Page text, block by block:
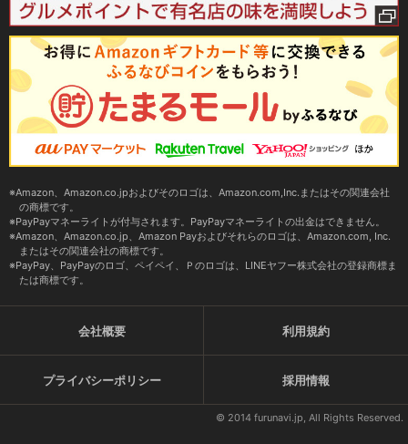
Amazon、Amazon.co.jpおよびそのロゴは、Amazon.com,Inc.またはその関連会社
の商標です。
PayPayマネーライトが付与されます。PayPayマネーライトの出金はできません。
Amazon、Amazon.co.jp、Amazon Payおよびそれらのロゴは、Amazon.com, Inc.
またはその関連会社の商標です。
PayPay、PayPayのロゴ、ペイペイ、Ｐのロゴは、LINEヤフー株式会社の登録商標ま
たは商標です。
会社概要 利用規約
プライバシーポリシー 採用情報
© 2014 furunavi.jp, All Rights Reserved.